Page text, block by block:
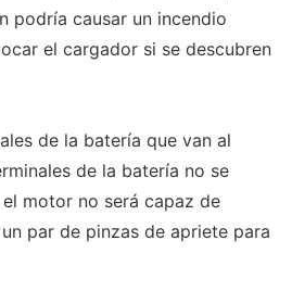
podría causar un incendio
el cargador si se descubren
de la batería que van al
de la batería no se
motor no será capaz de
par de pinzas de apriete para